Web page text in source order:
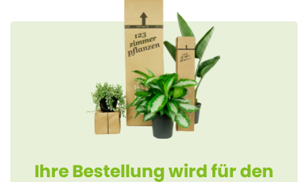
Ihre Bestellung wird für den